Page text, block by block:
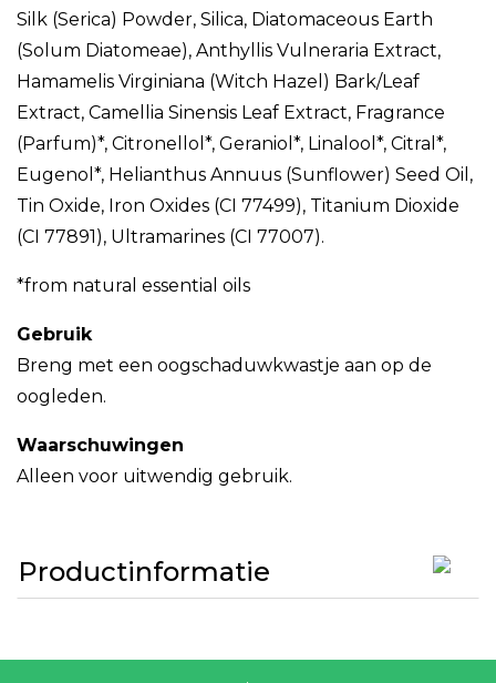
Silk (Serica) Powder, Silica, Diatomaceous Earth
(Solum Diatomeae), Anthyllis Vulneraria Extract,
Hamamelis Virginiana (Witch Hazel) Bark/Leaf
Extract, Camellia Sinensis Leaf Extract, Fragrance
(Parfum)*, Citronellol*, Geraniol*, Linalool*, Citral*,
Eugenol*, Helianthus Annuus (Sunflower) Seed Oil,
Tin Oxide, Iron Oxides (CI 77499), Titanium Dioxide
(CI 77891), Ultramarines (CI 77007).
*from natural essential oils
Gebruik
Breng met een oogschaduwkwastje aan op de
oogleden.
Waarschuwingen
Alleen voor uitwendig gebruik.
Productinformatie